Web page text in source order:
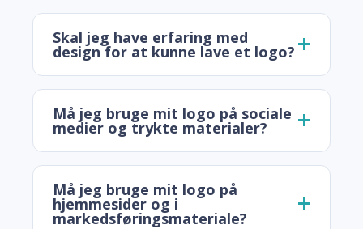
Skal jeg have erfaring med
design for at kunne lave et logo?
Må jeg bruge mit logo på sociale
medier og trykte materialer?
Må jeg bruge mit logo på
hjemmesider og i
markedsføringsmateriale?